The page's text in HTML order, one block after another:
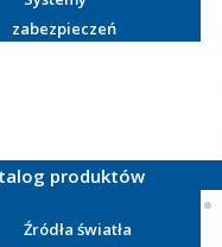
zabezpieczeń
produktów
Źródła światła